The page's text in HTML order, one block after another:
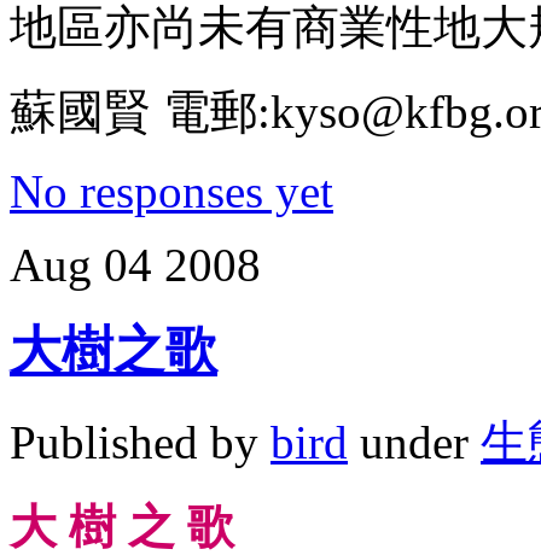
地區亦尚未有商業性地
蘇國賢 電郵
No responses yet
Aug 04 2008
大樹之歌
Published by bird under 生
大 樹 之 歌